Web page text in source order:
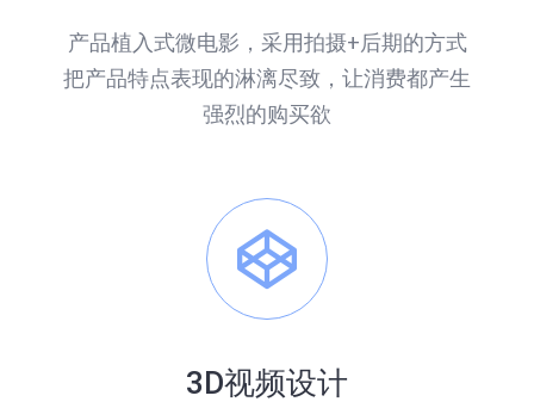
产品植入式微电影，采用拍摄+后期的方式
把产品特点表现的淋漓尽致，让消费都产生
强烈的购买欲
3D视频设计